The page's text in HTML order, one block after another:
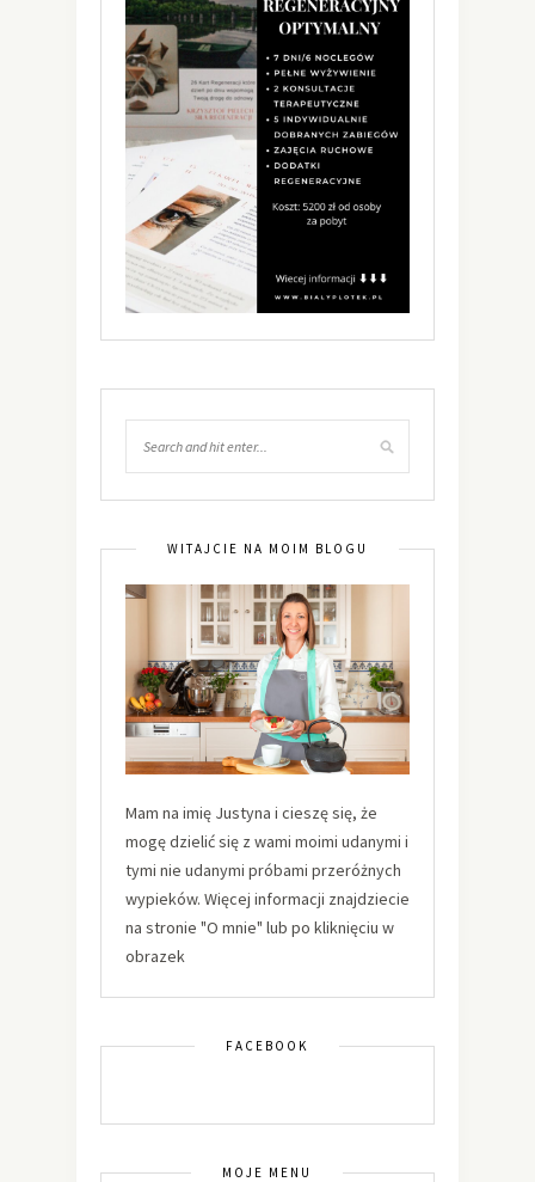
WITAJCIE NA MOIM BLOGU
Mam na imię Justyna i cieszę się, że
mogę dzielić się z wami moimi udanymi i
tymi nie udanymi próbami przeróżnych
wypieków. Więcej informacji znajdziecie
na stronie "O mnie" lub po kliknięciu w
obrazek
FACEBOOK
MOJE MENU